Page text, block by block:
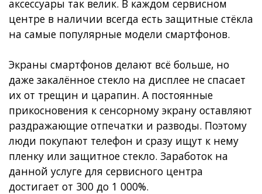
аксессуары так велик. В каждом сервисном
центре в наличии всегда есть защитные стёкла
на самые популярные модели смартфонов.
Экраны смартфонов делают всё больше, но
даже закалённое стекло на дисплее не спасает
их от трещин и царапин. А постоянные
прикосновения к сенсорному экрану оставляют
раздражающие отпечатки и разводы. Поэтому
люди покупают телефон и сразу ищут к нему
пленку или защитное стекло. Заработок на
данной услуге для сервисного центра
достигает от 300 до 1 000%.